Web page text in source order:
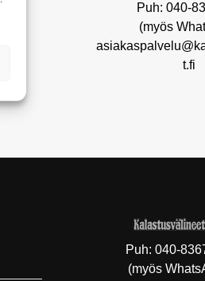
Puh: 040-
(myös
t.fi
Puh: 040-
(myös